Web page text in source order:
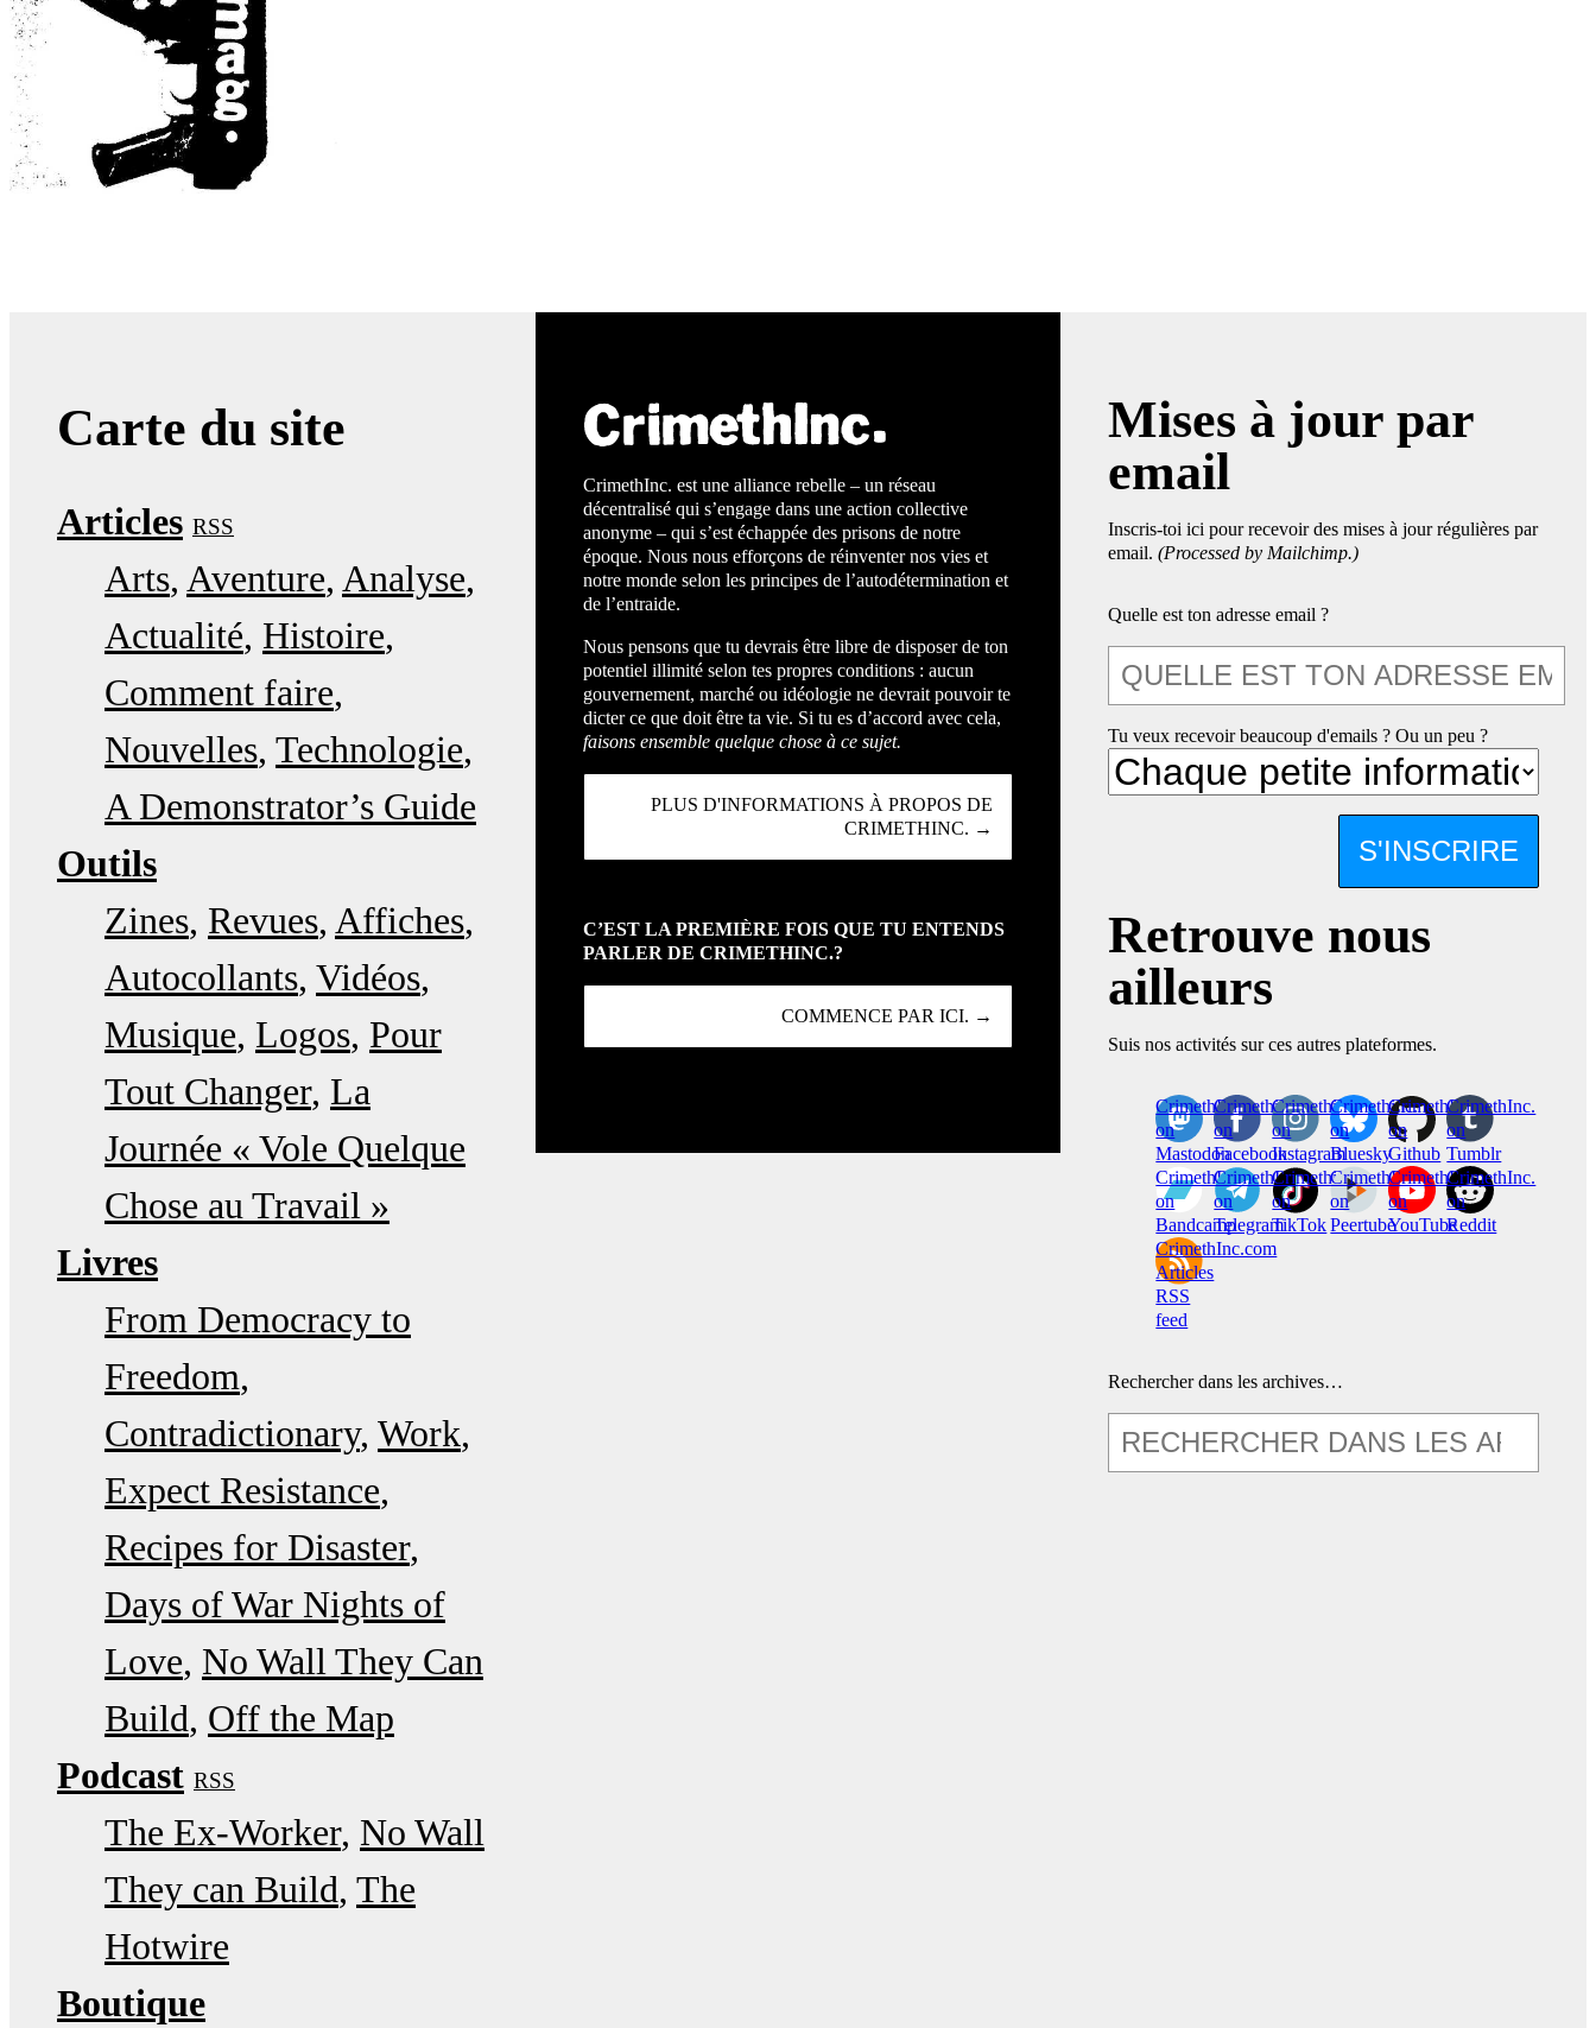
Carte du site
Articles RSS
Arts Aventure Analyse
Actualité Histoire
Comment faire
Nouvelles Technologie
A Demonstrator’s Guide
Outils
Zines Revues Affiches
Autocollants Vidéos
Musique Logos Pour
Tout Changer La
Journée « Vole Quelque
Chose au Travail »
Livres
From Democracy to
Freedom
Contradictionary Work
Expect Resistance
Recipes for Disaster
Days of War Nights of
Love No Wall They Can
Build Off the Map
Podcast RSS
The Ex-Worker No Wall
They can Build The
Hotwire
Boutique
CrimethInc. est une alliance rebelle – un réseau
décentralisé qui s’engage dans une action collective
anonyme – qui s’est échappée des prisons de notre
époque. Nous nous efforçons de réinventer nos vies et
notre monde selon les principes de l’autodétermination et
de l’entraide.
Nous pensons que tu devrais être libre de disposer de ton
potentiel illimité selon tes propres conditions : aucun
gouvernement, marché ou idéologie ne devrait pouvoir te
dicter ce que doit être ta vie. Si tu es d’accord avec cela,
faisons ensemble quelque chose à ce sujet.
PLUS D'INFORMATIONS À PROPOS DE
CRIMETHINC. →
C’EST LA PREMIÈRE FOIS QUE TU ENTENDS
PARLER DE CRIMETHINC.?
COMMENCE PAR ICI. →
Mises à jour par
email
Inscris-toi ici pour recevoir des mises à jour régulières par
email.(Processed by Mailchimp.)
Quelle est ton adresse email ?
Tu veux recevoir beaucoup d'emails ? Ou un peu ?
S'INSCRIRE
Retrouve nous
ailleurs
Suis nos activités sur ces autres plateformes.
CrimethInc.
on
Mastodon
Crimethinc.
on
Facebook
Crimethinc.
on
Instagram
Crimethinc.
on
Bluesky
CrimethInc.
on
Github
CrimethInc.
on
Tumblr
CrimethInc.
on
Bandcamp
CrimethInc.
on
Telegram
Crimethinc.
on
TikTok
CrimethInc.
on
Peertube
CrimethInc.
on
YouTube
CrimethInc.
on
Reddit
CrimethInc.com
Articles
RSS
feed
Rechercher dans les archives…